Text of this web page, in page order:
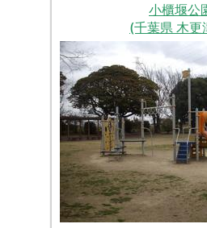
小櫃堰公
(千葉県 木更